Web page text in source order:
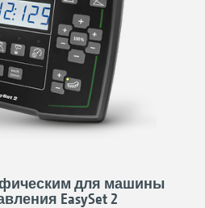
для машины
EasySet 2